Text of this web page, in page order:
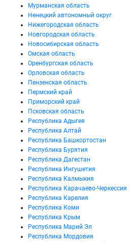
Мурманская область
Ненецкий автономный округ
Нижегородская область
Новгородская область
Новосибирская область
Омская область
Оренбургская область
Орловская область
Пензенская область
Пермский край
Приморский край
Псковская область
Республика Адыгея
Республика Алтай
Республика Башкортостан
Республика Бурятия
Республика Дагестан
Республика Ингушетия
Республика Калмыкия
Республика Карачаево-Черкессия
Республика Карелия
Республика Коми
Республика Крым
Республика Марий Эл
Республика Мордовия